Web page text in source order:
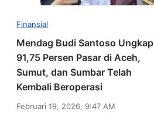
Finansial
Mendag Budi Santoso Ungkap
91,75 Persen Pasar di Aceh,
Sumut, dan Sumbar Telah
Kembali Beroperasi
Februari 19, 2026, 9:47 AM